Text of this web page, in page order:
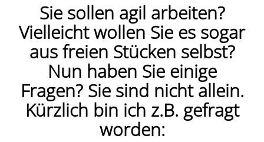
Sie sollen agil arbeiten?
Vielleicht wollen Sie es sogar
aus freien Stücken selbst?
Nun haben Sie einige
Fragen? Sie sind nicht allein.
Kürzlich bin ich z.B. gefragt
worden: